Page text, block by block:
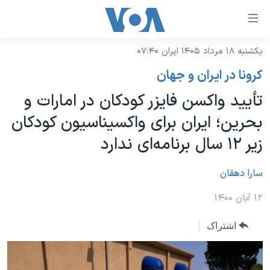
لینکهای
دسترسی
جهش
محتوای
اصلی
جهش
به
صفحه
جهش
نسخه سبک وب‌سایت
موضوع ها
ایران
آمریکا
جهان
ورزشی
ویدیوها
برنامه های تلویزیونی
جدول برنامه ها
صفحه‌های ویژه
جام جهانی ۲۰۲۶
بایگانی برنامه‌های تلویزیونی
فرکانس‌های صدای آمریکا
پخش رادیویی
یادگیری زبان انگلیسی
یکشنبه ۱۸ مرداد ۱۴۰۵ ایران ۰۷:۴۰
کرونا در ایران و جهان
تأیید واکسن فایزر کودکان در امارات و
بحرین؛ ایران برای واکسیناسیون کودکان
زیر ۱۲ سال برنامه‌ای ندارد
سارا دهقان
۱۲ آبان ۱۴۰۰
اشتراک